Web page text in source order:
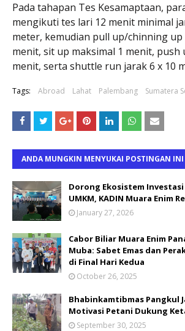
Pada tahapan Tes Kesamaptaan,
mengikuti tes lari 12 menit minimal
meter, kemudian pull up/chinning up
menit, sit up maksimal 1 menit, push
menit, serta shuttle run jarak 6 x 10
Tags: Abroad Lahat Palembang Sumatera
ANDA MUNGKIN MENYUKAI POSTINGAN INI
Dorong Ekosistem
UMKM, KADIN Muara Enim
January 27, 2026
Cabor Biliar Muara Enim
Muba: Sabet Emas dan
di Final Hari Kedua
October 26, 2025
Bhabinkamtibmas Pangkul
Motivasi Petani Dukung
September 30, 2025